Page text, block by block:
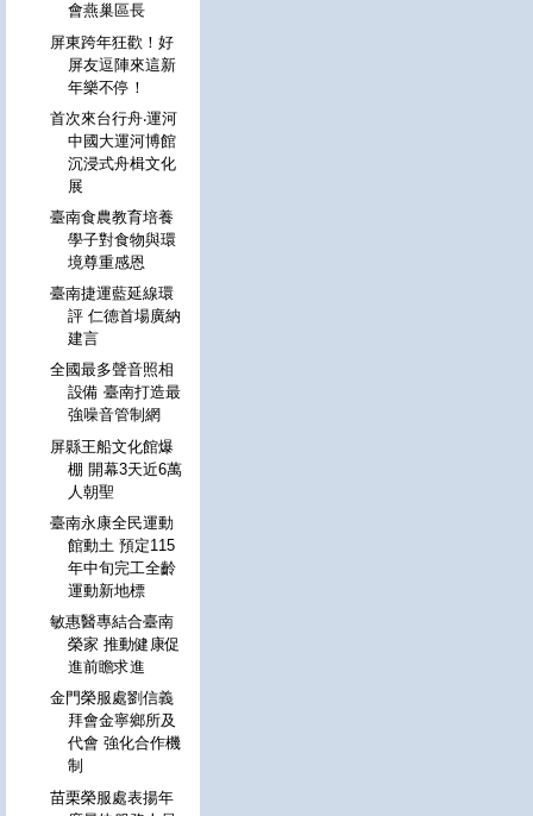
會燕巢區長
屏東跨年狂歡！好
屏友逗陣來這新
年樂不停！
首次來台行舟‧運河
中國大運河博館
沉浸式舟楫文化
展
臺南食農教育培養
學子對食物與環
境尊重感恩
臺南捷運藍延線環
評 仁德首場廣納
建言
全國最多聲音照相
設備 臺南打造最
強噪音管制網
屏縣王船文化館爆
棚 開幕3天近6萬
人朝聖
臺南永康全民運動
館動土 預定115
年中旬完工全齡
運動新地標
敏惠醫專結合臺南
榮家 推動健康促
進前瞻求進
金門榮服處劉信義
拜會金寧鄉所及
代會 強化合作機
制
苗栗榮服處表揚年